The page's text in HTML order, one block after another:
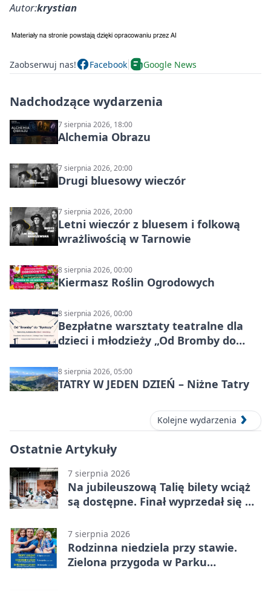
Autor:krystian
Zaobserwuj nas! Facebook Google News
Nadchodzące wydarzenia
7 sierpnia 2026, 18:00
Alchemia Obrazu
7 sierpnia 2026, 20:00
Drugi bluesowy wieczór
7 sierpnia 2026, 20:00
Letni wieczór z bluesem i folkową
wrażliwością w Tarnowie
8 sierpnia 2026, 00:00
Kiermasz Roślin Ogrodowych
8 sierpnia 2026, 00:00
Bezpłatne warsztaty teatralne dla
dzieci i młodzieży „Od Bromby do
8 sierpnia 2026, 05:00
TATRY W JEDEN DZIEŃ – Niżne Tatry
Kolejne wydarzenia
Ostatnie Artykuły
7 sierpnia 2026
Na jubileuszową Talię bilety wciąż
są dostępne. Finał wyprzedał się w
7 sierpnia 2026
Rodzinna niedziela przy stawie.
Zielona przygoda w Parku